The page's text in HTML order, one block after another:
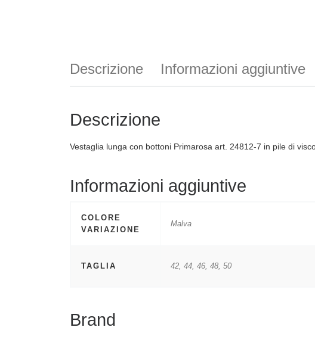
Descrizione Informazioni aggiuntive
Descrizione
Vestaglia lunga con bottoni Primarosa art. 24812-7 in pile di
Informazioni aggiuntive
COLORE
VARIAZIONE
Malva
TAGLIA 42, 44, 46, 48, 50
Brand